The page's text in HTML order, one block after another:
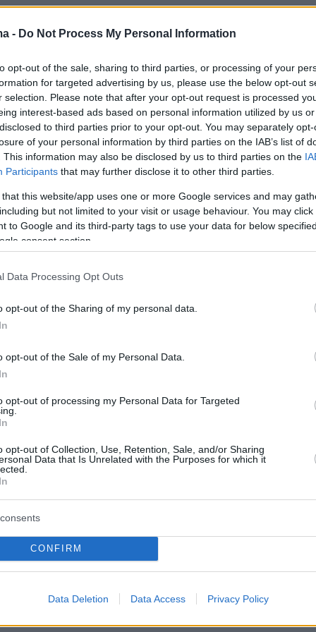
- Do Not Process My Personal Information
opt-out of the sale, sharing to third parties, or processing of your
for targeted advertising by us, please use the below opt-out
selection. Please note that after your opt-out request is processed
interest-based ads based on personal information utilized by us
to third parties prior to your opt-out. You may separately
of your personal information by third parties on the IAB’s list of
This information may also be disclosed by us to third parties on the
Participants that may further disclose it to other third parties.
that this website/app uses one or more Google services and may
but not limited to your visit or usage behaviour. You may
to Google and its third-party tags to use your data for below
consent section.
Data Processing Opt Outs
opt-out of the Sharing of my personal data.
opt-out of the Sale of my Personal Data.
opt-out of processing my Personal Data for Targeted
opt-out of Collection, Use, Retention, Sale, and/or Sharing
Data that Is Unrelated with the Purposes for which it
CONFIRM
Data Deletion Data Access Privacy Policy
https://t.co/3Xxrvc3cpA
(@_SpaceWeather_)May 14, 2025
Κέντρο Πρόγνωσης Διαστημικού Καιρού
οι ηλιακές εκλάμψεις κατατάσσονται σε
με βάση την ισχύ τους: A, B, C, M και X,
να είναι δέκα φορές ισχυρότερη από την
ήταν έντασης X2.7, γεγονός που την
πιο ισχυρή κατηγορία.
ο Τζώνυ Καλημέρης - «Δεν μου έκανε την
πρόταση γάμου» είπε η Ελπίδα Ιακωβίδου
τζιχαντιστής Άχμεντ αλ Σαράα που έγινε
της Συρίας και συνομιλητής του
Τέμπη: Το ψέμα έχει κοντά ποδάρια
protothema.gr στο Google Newsκαι μάθετε πρώτοι όλες